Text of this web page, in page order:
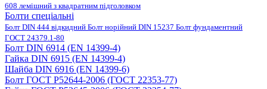
608 лемішний з квадратним підголовком
Болти спеціальні
Болт DIN 444 відкидний Болт норійний DIN 15237 Болт фундаментний
ГОСТ 24379.1-80
Болт DIN 6914 (EN 14399-4)
Гайка DIN 6915 (EN 14399-4)
Шайба DIN 6916 (EN 14399-6)
Болт ГОСТ Р52644-2006 (ГОСТ 22353-77)